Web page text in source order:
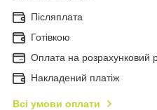
Післяплата
Готівкою
Оплата на розрахунковий
Накладений платіж
Всі умови оплати